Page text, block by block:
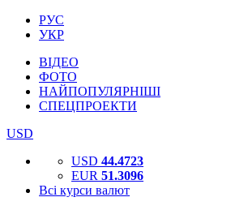
РУС
УКР
ВІДЕО
ФОТО
НАЙПОПУЛЯРНІШІ
СПЕЦПРОЕКТИ
USD
USD 44.4723
EUR 51.3096
Всі курси валют